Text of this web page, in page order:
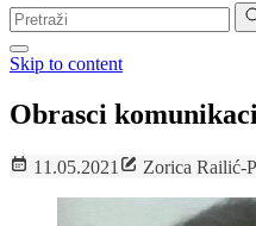
Pretraga:
Skip to content
Obrasci
11.05.2021 Zorica Railić-